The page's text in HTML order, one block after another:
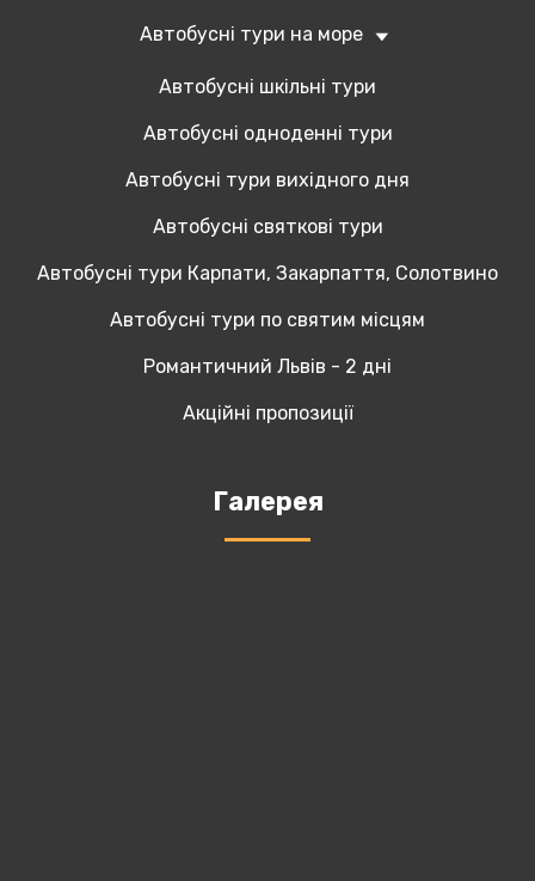
Автобусні тури на море
Автобусні шкільні тури
Автобусні одноденні тури
Автобусні тури вихідного дня
Автобусні святкові тури
Автобусні тури Карпати, Закарпаття, Солотвино
Автобусні тури по святим місцям
Романтичний Львів - 2 дні
Акційні пропозиції
Галерея